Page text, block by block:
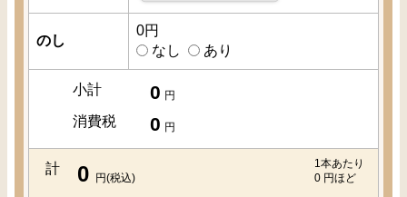
のし
0円
なし
あり
小計 0 円
消費税 0 円
1本あたり
0 円ほど
計 0 円(税込)